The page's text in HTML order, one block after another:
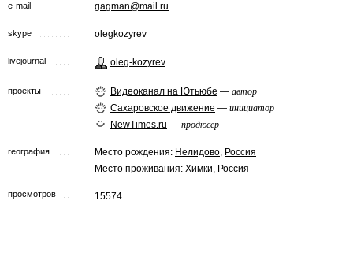
e-mail gagman@mail.ru
skype olegkozyrev
livejournal oleg-kozyrev
проекты Видеоканал на Ютьюбе — автор
Сахаровское движение — инициатор
NewTimes.ru — продюсер
география Место рождения: Нелидово, Россия
Место проживания: Химки, Россия
просмотров 15574